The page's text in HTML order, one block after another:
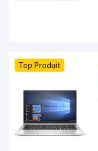
Top Produit